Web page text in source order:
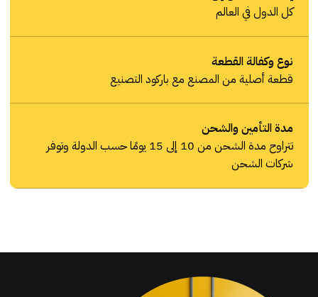
كل الدول في العالم
نوع وكفالة القطعة
قطعة أصلية من المصنع مع باركود التصنيع
مدة التأمين والشحن
تتراوح مدة الشحن من 10 إلى 15 يومًا حسب الدولة وتوفر
شركات الشحن